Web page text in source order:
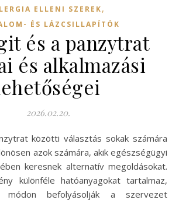
ELLENI SZEREK,
ÉS LÁZCSILLAPÍTÓK
és a panzytrat
és alkalmazási
2026.02.20.
azok számára, akik egészségügyi
keresnek alternatív megoldásokat.
különféle hatóanyagokat tartalmaz,
módon befolyásolják a szervezet